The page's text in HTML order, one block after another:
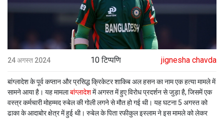
24 अगस्त 2024 10 टिप्पणि jignesha chavda
बांग्लादेश के पूर्व कप्तान और प्रसिद्ध क्रिकेटर शाकिब अल हसन का नाम एक हत्या मामले में
सामने आया है। यह मामलाबांग्लादेशमें अगस्त में हुए विरोध प्रदर्शन से जुड़ा है, जिसमें एक
वस्त्र कर्मचारी मोहम्मद रुबेल की गोली लगने से मौत हो गई थी। यह घटना 5 अगस्त को
ढाका के आदाबोर क्षेत्र में हुई थी। रुबेल के पिता रफीकुल इस्लाम ने इस मामले को लेकर